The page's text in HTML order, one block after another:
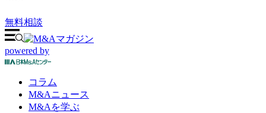
無料相談
powered by
コラム
M&Aニュース
M&Aを学ぶ